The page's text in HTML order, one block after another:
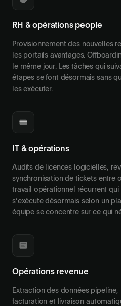
RH & opérations people
Provisionnement des nouvelles
les portails avantages.
le même jour. Les tâches qui
étapes se font désormais sans
les exécuter.
IT & opérations
Audits de licences logicielles,
synchronisation de tickets entre
travail opérationnel récurrent
s’exécute désormais selon un
équipe se concentre sur ce qui
Opérations revenue
Extraction des données
facturation et livraison